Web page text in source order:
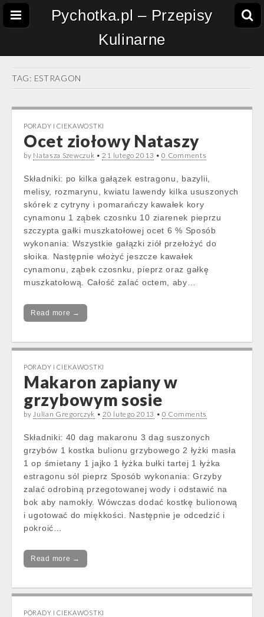
Pychotka.pl – Przepisy
Kulinarne
TAG: ESTRAGON
PORADY I CIEKAWOSTKI
Ocet ziołowy Nataszy
by Natasza Szewczuk •21 lutego 2013 •0 Comments
Składniki: po kilka gałązek estragonu, bazylii,
melisy, rozmarynu, kwiatu lawendy kilka ususzonych
skórek z cytryny i pomarańczy kawałek kory
cynamonu 1 ząbek czosnku 10 ziarenek pieprzu
szczypta gałki muszkatołowej ocet 6 % Sposób
wykonania: Wszystkie gałązki ziół przełożyć do
słoika. Następnie włożyć jeszcze kawałek
cynamonu, ząbek czosnku, pieprz oraz gałkę
muszkatołową. Całość zalać octem, aby…
Read more →
PORADY I CIEKAWOSTKI
Makaron zapiany w
grzybowym sosie
byJulian Gregorczyk •20 lutego 2013 •0 Comments
Składniki: 40 dag makaronu 3 dag suszonych
grzybów 1 kostka bulionu grzybowego 2 łyżki masła
1 op śmietany 1 jajko 1 łyżka bułki tartej 1 łyżka
estragonu sól pieprz Sposób wykonania: Grzyby
zalać odrobiną przegotowanej wody i odstawić na
bok aby namokły. Wówczas dodać kostkę bulionową
i ugotować do miękkości. Następnie je odcedzić i
pokroić…
Read more →
PORADY I CIEKAWOSTKI